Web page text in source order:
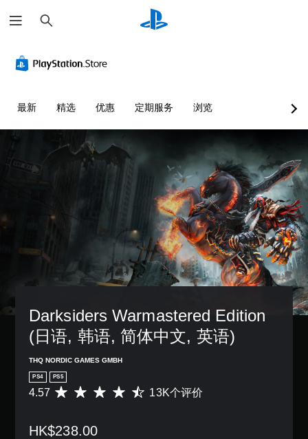
索
最新 精选 优惠 定期服务 浏览
Darksiders Warmastered Edition
(日语, 韩语, 简体中文, 英语)
THQ NORDIC GAMES GMBH
PS4 PS5
平
价
4.57 13K个评价
HK$238.00